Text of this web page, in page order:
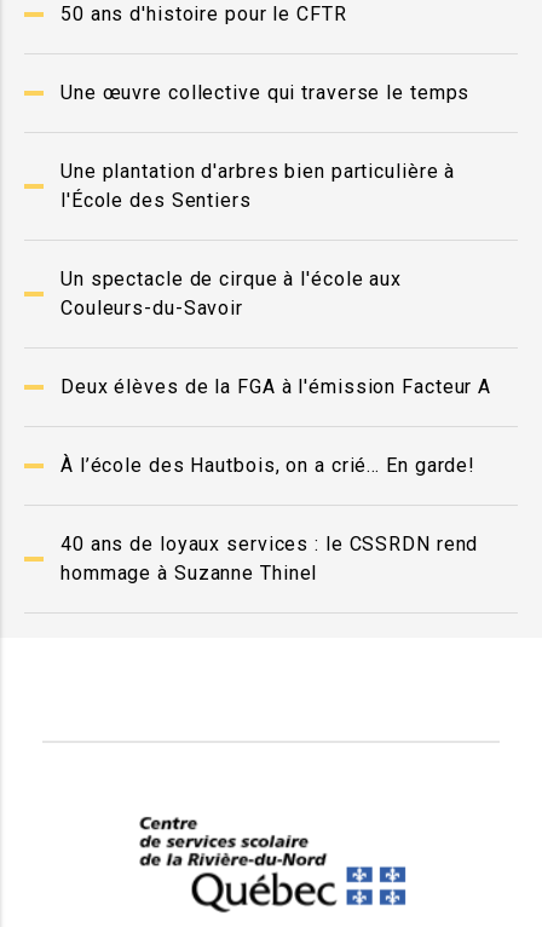
50 ans d'histoire pour le CFTR
Une œuvre collective qui traverse le temps
Une plantation d'arbres bien particulière à
l'École des Sentiers
Un spectacle de cirque à l'école aux
Couleurs-du-Savoir
Deux élèves de la FGA à l'émission Facteur A
À l’école des Hautbois, on a crié… En garde!
40 ans de loyaux services : le CSSRDN rend
hommage à Suzanne Thinel